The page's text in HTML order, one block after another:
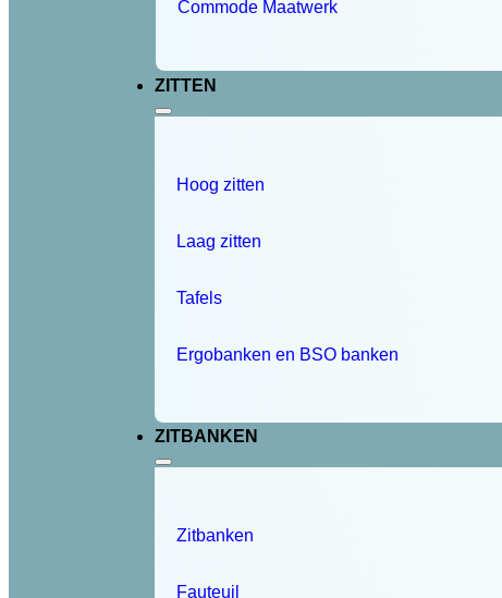
Commode Maatwerk
ZITTEN
Hoog zitten
Laag zitten
Tafels
Ergobanken en BSO banken
ZITBANKEN
Zitbanken
Fauteuil